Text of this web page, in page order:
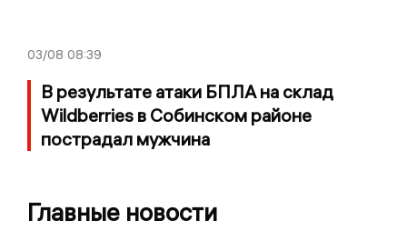
03/08 08:39
В результате атаки БПЛА на склад
Wildberries в Собинском районе
пострадал мужчина
Главные новости